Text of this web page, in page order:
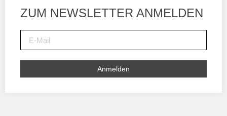
ZUM NEWSLETTER ANMELDEN
Anmelden